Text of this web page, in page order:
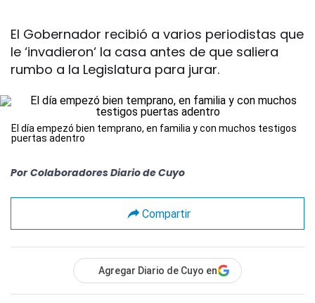
El Gobernador recibió a varios periodistas que
le ‘invadieron‘ la casa antes de que saliera
rumbo a la Legislatura para jurar.
El día empezó bien temprano, en familia y con muchos testigos
puertas adentro
Por Colaboradores Diario de Cuyo
Compartir
Agregar Diario de Cuyo en